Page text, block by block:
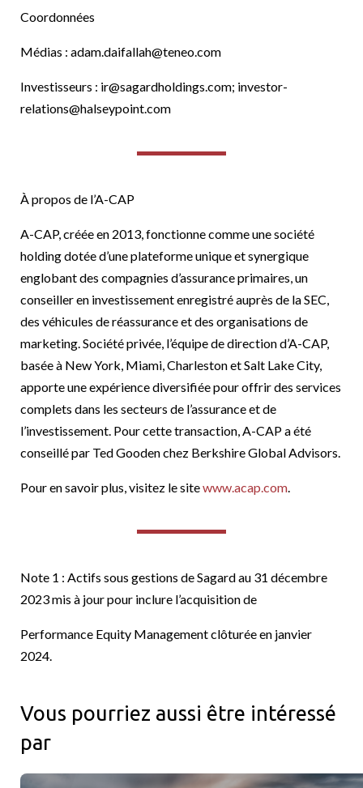
Coordonnées
Médias : adam.daifallah@teneo.com
Investisseurs : ir@sagardholdings.com; investor-
relations@halseypoint.com
À propos de l’A-CAP
A-CAP, créée en 2013, fonctionne comme une société
holding dotée d’une plateforme unique et synergique
englobant des compagnies d’assurance primaires, un
conseiller en investissement enregistré auprès de la SEC,
des véhicules de réassurance et des organisations de
marketing. Société privée, l’équipe de direction d’A-CAP,
basée à New York, Miami, Charleston et Salt Lake City,
apporte une expérience diversifiée pour offrir des services
complets dans les secteurs de l’assurance et de
l’investissement. Pour cette transaction, A-CAP a été
conseillé par Ted Gooden chez Berkshire Global Advisors.
Pour en savoir plus, visitez le sitewww.acap.com.
Note 1 : Actifs sous gestions de Sagard au 31 décembre
2023 mis à jour pour inclure l’acquisition de
Performance Equity Management clôturée en janvier
2024.
Vous pourriez aussi être intéressé
par
Sagard et Unigestion annoncent la finalisation de leur